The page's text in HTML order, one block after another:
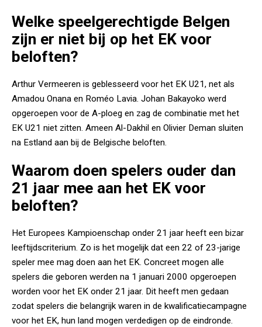
Welke speelgerechtigde Belgen
zijn er niet bij op het EK voor
beloften?
Arthur Vermeeren is geblesseerd voor het EK U21, net als
Amadou Onana en Roméo Lavia. Johan Bakayoko werd
opgeroepen voor de A-ploeg en zag de combinatie met het
EK U21 niet zitten. Ameen Al-Dakhil en Olivier Deman sluiten
na Estland aan bij de Belgische beloften.
Waarom doen spelers ouder dan
21 jaar mee aan het EK voor
beloften?
Het Europees Kampioenschap onder 21 jaar heeft een bizar
leeftijdscriterium. Zo is het mogelijk dat een 22 of 23-jarige
speler mee mag doen aan het EK. Concreet mogen alle
spelers die geboren werden na 1 januari 2000 opgeroepen
worden voor het EK onder 21 jaar. Dit heeft men gedaan
zodat spelers die belangrijk waren in de kwalificatiecampagne
voor het EK, hun land mogen verdedigen op de eindronde.